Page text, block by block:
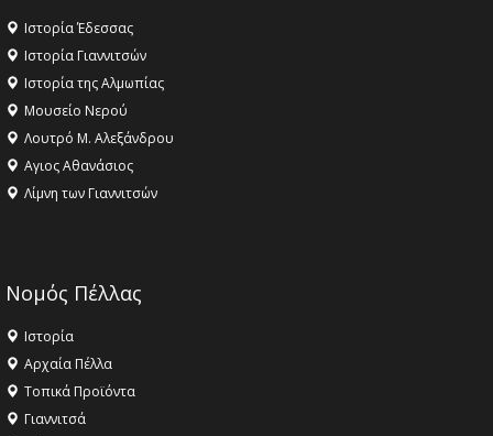
Ιστορία Έδεσσας
Ιστορία Γιαννιτσών
Ιστορία της Αλμωπίας
Μουσείο Νερού
Λουτρό Μ. Αλεξάνδρου
Αγιος Αθανάσιος
Λίμνη των Γιαννιτσών
Νομός Πέλλας
Ιστορία
Αρχαία Πέλλα
Τοπικά Προϊόντα
Γιαννιτσά